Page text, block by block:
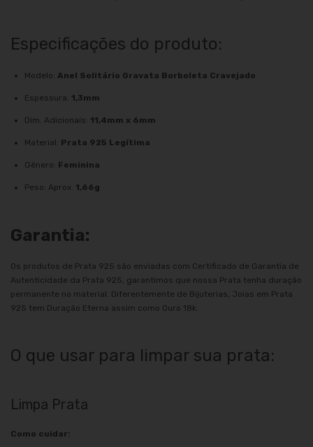
Especificações do produto:
Modelo: Anel Solitário Gravata Borboleta Cravejado
Espessura: 1,3mm
Dim. Adicionaís: 11,4mm x 6mm
Material: Prata 925 Legítima
Gênero: Feminina
Peso: Aprox. 1,66g
Garantia:
Os produtos de Prata 925 são enviadas com Certificado de Garantia de
Autenticidade da Prata 925, garantimos que nossa Prata tenha duração
permanente no material. Diferentemente de Bijuterias, Joias em Prata
925 tem Duração Eterna assim como Ouro 18k.
O que usar para limpar sua prata:
Limpa Prata
Como cuidar: